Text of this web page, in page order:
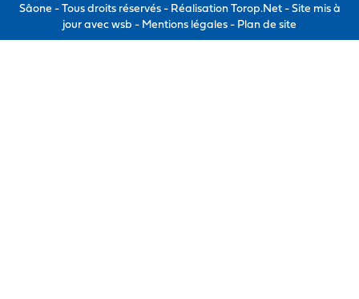
Sâone - Tous droits réservés - Réalisation Torop.Net - Site mis à
jour avecwsb-Mentions légales-Plan de site